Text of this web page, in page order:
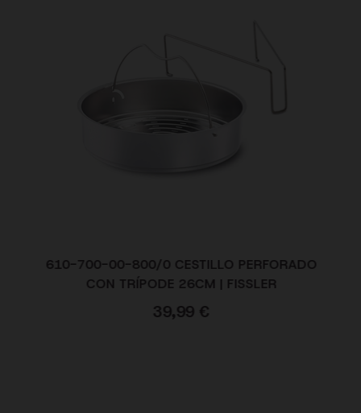
610-700-00-800/0 CESTILLO PERFORADO
CON TRÍPODE 26CM | FISSLER
39,99 €